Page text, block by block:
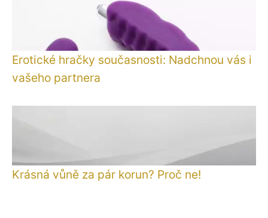
Erotické hračky současnosti: Nadchnou vás i
vašeho partnera
Krásná vůně za pár korun? Proč ne!